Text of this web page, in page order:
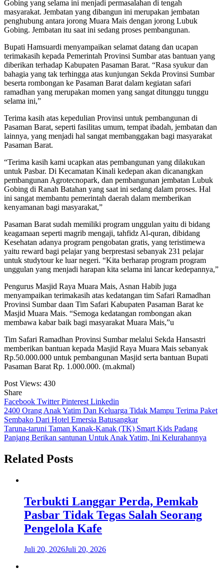
Gobing yang selama ini menjadi permasalahan di tengah
masyarakat. Jembatan yang dibangun ini merupakan jembatan
penghubung antara jorong Muara Mais dengan jorong Lubuk
Gobing. Jembatan itu saat ini sedang proses pembangunan.
Bupati Hamsuardi menyampaikan selamat datang dan ucapan
terimakasih kepada Pemerintah Provinsi Sumbar atas bantuan yang
diberikan terhadap Kabupaten Pasaman Barat. “Rasa syukur dan
bahagia yang tak terhingga atas kunjungan Sekda Provinsi Sumbar
beserta rombongan ke Pasaman Barat dalam kegiatan safari
ramadhan yang merupakan momen yang sangat ditunggu tunggu
selama ini,”
Terima kasih atas kepedulian Provinsi untuk pembangunan di
Pasaman Barat, seperti fasilitas umum, tempat ibadah, jembatan dan
lainnya, yang menjadi hal sangat membanggakan bagi masyarakat
Pasaman Barat.
“Terima kasih kami ucapkan atas pembangunan yang dilakukan
untuk Pasbar. Di Kecamatan Kinali kedepan akan dicanangkan
pembangunan Agrotecnopark, dan pembangunan jembatan Lubuk
Gobing di Ranah Batahan yang saat ini sedang dalam proses. Hal
ini sangat membantu pemerintah daerah dalam memberikan
kenyamanan bagi masyarakat,”
Pasaman Barat sudah memiliki program unggulan yaitu di bidang
keagamaan seperti magrib mengaji, tahfidz Al-quran, dibidang
Kesehatan adanya program pengobatan gratis, yang teristimewa
yaitu reward bagi pelajar yang berprestasi sebanyak 231 pelajar
untuk studytour ke luar negeri. “Kita berharap program program
unggulan yang menjadi harapan kita selama ini lancar kedepannya,”
Pengurus Masjid Raya Muara Mais, Asnan Habib juga
menyampaikan terimakasih atas kedatangan tim Safari Ramadhan
Provinsi Sumbar daan Tim Safari Kabupaten Pasaman Barat ke
Masjid Muara Mais. “Semoga kedatangan rombongan akan
membawa kabar baik bagi masyarakat Muara Mais,”u
Tim Safari Ramadhan Provinsi Sumbar melalui Sekda Hansastri
memberikan bantuan kepada Masjid Raya Muara Mais sebanyak
Rp.50.000.000 untuk pembangunan Masjid serta bantuan Bupati
Pasaman Barat Rp. 1.000.000. (m.akmal)
Post Views: 430
Share
Facebook TwitterPinterest Linkedin
Navigasi
pos
2400 Orang Anak Yatim Dan Keluarga Tidak Mampu Terima Paket
Sembako Dari Hotel Emersia Batusangkar
Taruna-taruni Taman Kanak-Kanak (TK) Smart Kids Padang
Panjang Berikan santunan Untuk Anak Yatim, Ini Kelurahannya
Related Posts
Terbukti Langgar Perda, Pemkab
Pasbar Tidak Tegas Salah Seorang
Pengelola Kafe
Juli 20, 2026Juli 20, 2026